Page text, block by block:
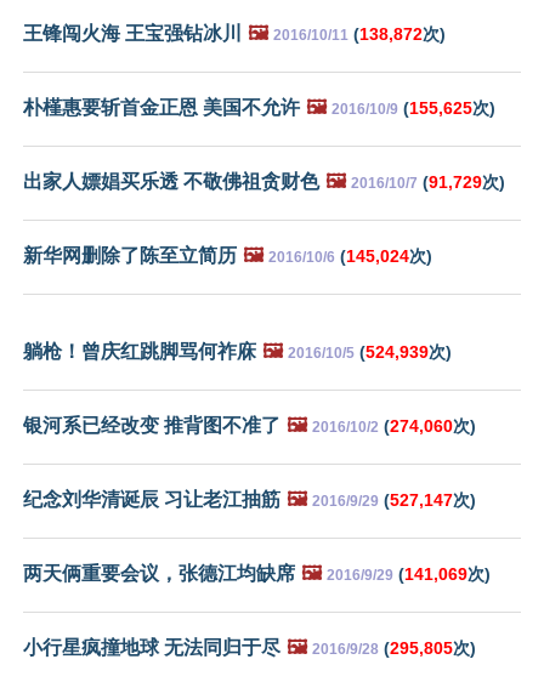
王锋闯火海 王宝强钻冰川 🖼️ 2016/10/11 (138,872次)
朴槿惠要斩首金正恩 美国不允许 🖼️ 2016/10/9 (155,625次)
出家人嫖娼买乐透 不敬佛祖贪财色 🖼️ 2016/10/7 (91,729次)
新华网删除了陈至立简历 🖼️ 2016/10/6 (145,024次)
躺枪！曾庆红跳脚骂何祚庥 🖼️ 2016/10/5 (524,939次)
银河系已经改变 推背图不准了 🖼️ 2016/10/2 (274,060次)
纪念刘华清诞辰 习让老江抽筋 🖼️ 2016/9/29 (527,147次)
两天俩重要会议，张德江均缺席 🖼️ 2016/9/29 (141,069次)
小行星疯撞地球 无法同归于尽 🖼️ 2016/9/28 (295,805次)